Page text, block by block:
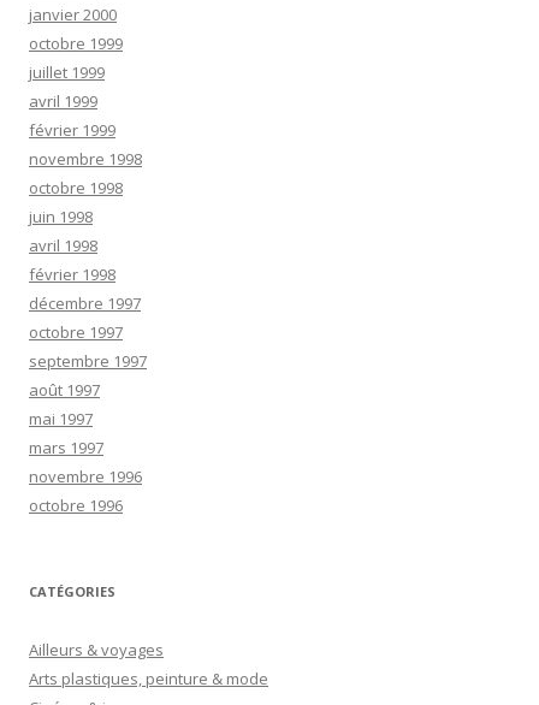
janvier 2000
octobre 1999
juillet 1999
avril 1999
février 1999
novembre 1998
octobre 1998
juin 1998
avril 1998
février 1998
décembre 1997
octobre 1997
septembre 1997
août 1997
mai 1997
mars 1997
novembre 1996
octobre 1996
CATÉGORIES
Ailleurs & voyages
Arts plastiques, peinture & mode